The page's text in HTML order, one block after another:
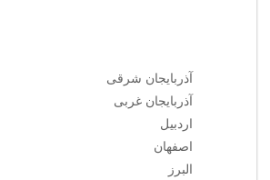
آذربایجان شرقی
آذربایجان غربی
اردبیل
اصفهان
البرز